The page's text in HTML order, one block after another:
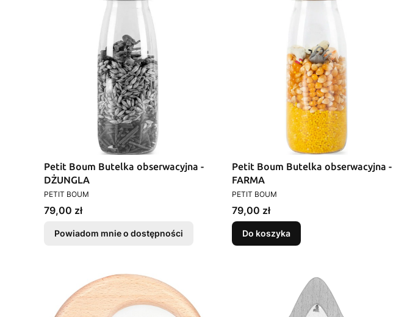
Petit Boum Butelka obserwacyjna -
DŻUNGLA
PRODUCENT
PETIT BOUM
Cena
79,00 zł
Powiadom mnie o dostępności
Petit Boum Butelka obserwacyjna -
FARMA
PRODUCENT
PETIT BOUM
Cena
79,00 zł
Do koszyka